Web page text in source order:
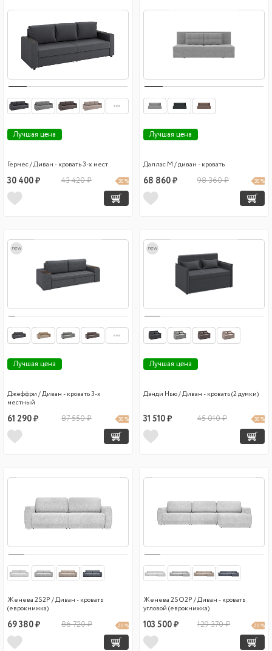
Лучшая цена
Гермес / Диван - кровать 3-х мест
30 400 ₽ 43 420 ₽ 30 %
Лучшая цена
Даллас М / диван - кровать
68 860 ₽ 98 360 ₽ 30 %
new
Лучшая цена
Джеффри / Диван - кровать 3-х
местный
61 290 ₽ 87 550 ₽ 30 %
new
Лучшая цена
Дэнди Нью / Диван - кровать (2 думки)
31 510 ₽ 45 010 ₽ 30 %
Женева 2S2P / Диван - кровать
(еврокнижка)
69 380 ₽ 86 720 ₽ 20 %
Женева 2SO2P / Диван - кровать
угловой (еврокнижка)
103 500 ₽ 129 370 ₽ 20 %